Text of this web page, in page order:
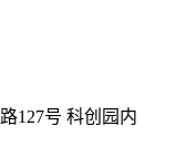
127号 科创园内